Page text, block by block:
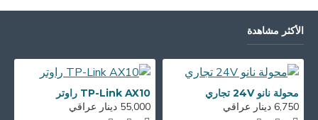
الأكثر مشاهدة
محولة نانو 24V تجاري
6,750 دينار عراقي
TP-Link AX10 راوتر
55,000 دينار عراقي